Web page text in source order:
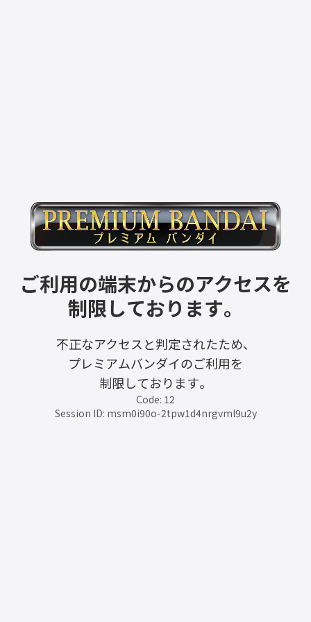
ご利用の端末からのアクセスを
制限しております。
不正なアクセスと判定されたため、
プレミアムバンダイのご利用を
制限しております。
Code: 12
Session ID: msm0i90o-2tpw1d4nrgvml9u2y